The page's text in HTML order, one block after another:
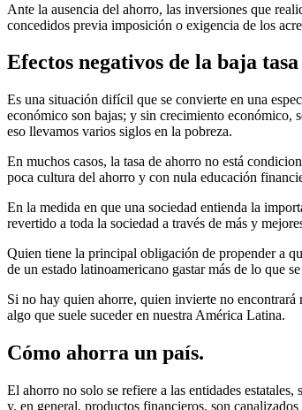
Ante la ausencia del ahorro, las inversiones que
concedidos previa imposición o exigencia de los
Efectos negativos de la baja
Es una situación difícil que se convierte en una
económico son bajas; y sin crecimiento económico,
eso llevamos varios siglos en la pobreza.
En muchos casos, la tasa de ahorro no está
poca cultura del ahorro y con nula educación
En la medida en que una sociedad entienda la
revertido a toda la sociedad a través de más y
Quien tiene la principal obligación de propender a
de un estado latinoamericano gastar más de lo que
Si no hay quien ahorre, quien invierte no
algo que suele suceder en nuestra América Latina.
Cómo ahorra un país.
El ahorro no solo se refiere a las entidades
y, en general, productos financieros, son